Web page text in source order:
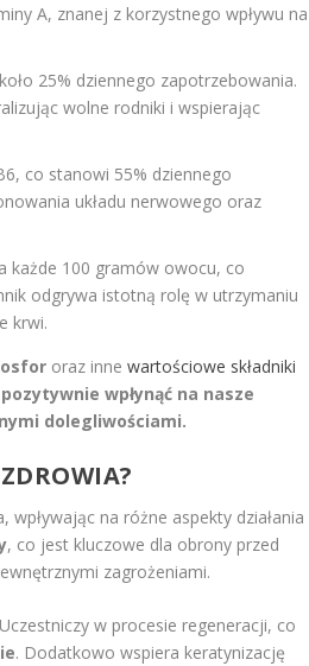
A, znanej z korzystnego wpływu na
25% dziennego zapotrzebowania.
wolne rodniki i wspierając
co stanowi 55% dziennego
układu nerwowego oraz
każde 100 gramów owocu, co
odgrywa istotną rolę w utrzymaniu
krwi.
oraz inne wartościowe składniki
wpłynąć na nasze
dolegliwościami.
na różne aspekty działania
, co jest kluczowe dla obrony przed
zagrożeniami.
w procesie regeneracji, co
. Dodatkowo wspiera keratynizację